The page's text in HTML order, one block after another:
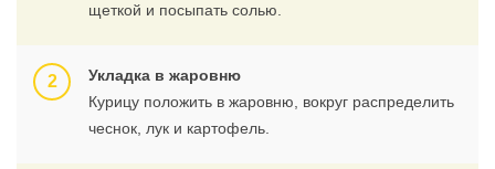
щеткой и посыпать солью.
Укладка в жаровню
Курицу положить в жаровню, вокруг распределить
чеснок, лук и картофель.